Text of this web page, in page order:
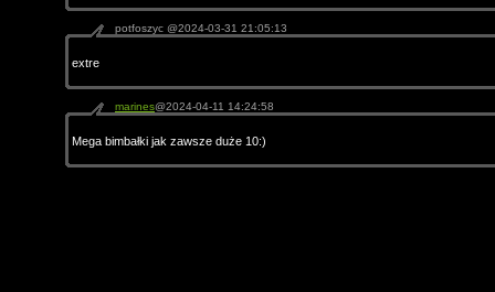
potfoszyc @2024-03-31 21:05:13
extre
marines@2024-04-11 14:24:58
Mega bimbałki jak zawsze duże 10:)